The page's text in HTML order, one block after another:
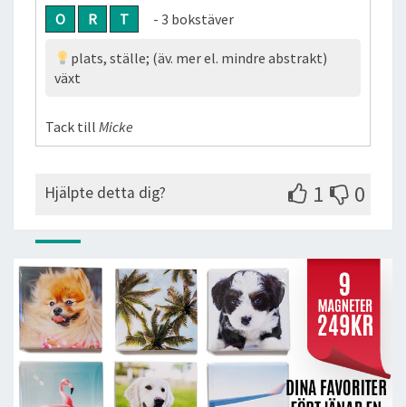
O R T - 3 bokstäver
plats, ställe; (äv. mer el. mindre abstrakt)
växt
Tack till Micke
Hjälpte detta dig? 1 0